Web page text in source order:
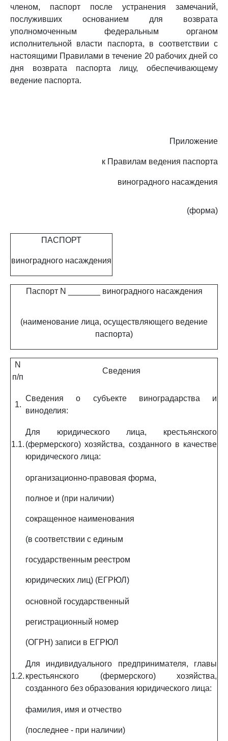
членом, паспорт после устранения замечаний,
послуживших основанием для возврата
уполномоченным федеральным органом
исполнительной власти паспорта, в соответствии с
настоящими Правилами в течение 20 рабочих дней со
дня возврата паспорта лицу, обеспечивающему
ведение паспорта.
Приложение
к Правилам ведения паспорта
виноградного насаждения
(форма)
ПАСПОРТ
виноградного насаждения
Паспорт N _______ виноградного насаждения
(наименование лица, осуществляющего ведение
паспорта)
N
п/п
Сведения
1.
Сведения о субъекте виноградарства и
виноделия:
1.1.
Для юридического лица, крестьянского
(фермерского) хозяйства, созданного в качестве
юридического лица:
организационно-правовая форма,
полное и (при наличии)
сокращенное наименования
(в соответствии с единым
государственным реестром
юридических лиц) (ЕГРЮЛ)
основной государственный
регистрационный номер
(ОГРН) записи в ЕГРЮЛ
1.2.
Для индивидуального предпринимателя, главы
крестьянского (фермерского) хозяйства,
созданного без образования юридического лица:
фамилия, имя и отчество
(последнее - при наличии)